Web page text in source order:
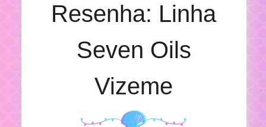
Resenha: Linha
Seven Oils
Vizeme